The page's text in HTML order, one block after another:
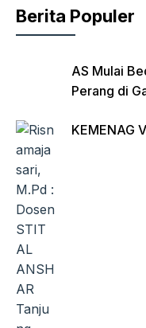
k
Berita Populer
AS Mulai
Perang di
KEMENAG